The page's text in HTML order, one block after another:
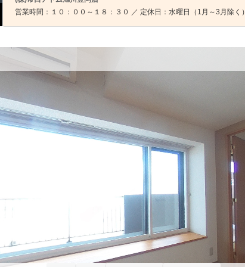
営業時間：１０：００～１８：３０ ／ 定休日：水曜日（1月～3月除く）